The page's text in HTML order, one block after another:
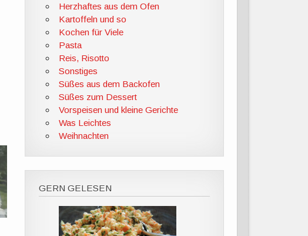
Herzhaftes aus dem Ofen
Kartoffeln und so
Kochen für Viele
Pasta
Reis, Risotto
Sonstiges
Süßes aus dem Backofen
Süßes zum Dessert
Vorspeisen und kleine Gerichte
Was Leichtes
Weihnachten
GERN GELESEN